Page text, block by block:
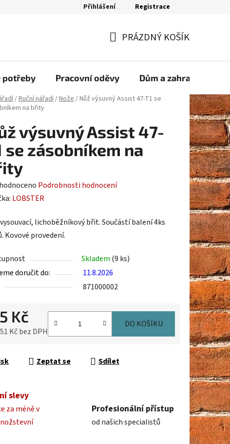
Přihlášení Registrace
KOŠÍK
PRÁZDNÝ KOŠÍK
potřeby Pracovní oděvy Dům a zahrada
/Ruční nářadí/Nože/Nůž výsuvný Assist 47-T1 se
na břity
výsuvný Assist 47-
se zásobníkem na
Podrobnosti hodnocení
LOBSTER
lichoběžníkový břit. Součástí balení 4ks
Kovové provedení.
Skladem (9 ks)
doručit do:
11.8.2026
871000002
Kč
Kč bez DPH
DO KOŠÍKU
Zeptat se Sdílet
slevy
za méně v
Profesionální přístup
od našich specialistů